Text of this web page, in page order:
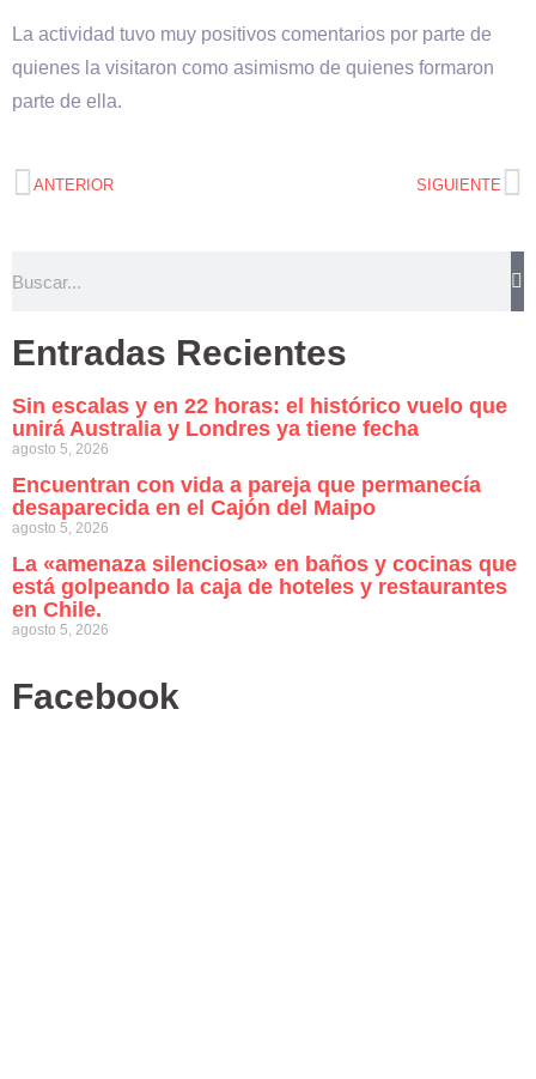
La actividad tuvo muy positivos comentarios por parte de
quienes la visitaron como asimismo de quienes formaron
parte de ella.
ANTERIOR SIGUIENTE
Entradas Recientes
Sin escalas y en 22 horas: el histórico vuelo que
unirá Australia y Londres ya tiene fecha
agosto 5, 2026
Encuentran con vida a pareja que permanecía
desaparecida en el Cajón del Maipo
agosto 5, 2026
La «amenaza silenciosa» en baños y cocinas que
está golpeando la caja de hoteles y restaurantes
en Chile.
agosto 5, 2026
Facebook